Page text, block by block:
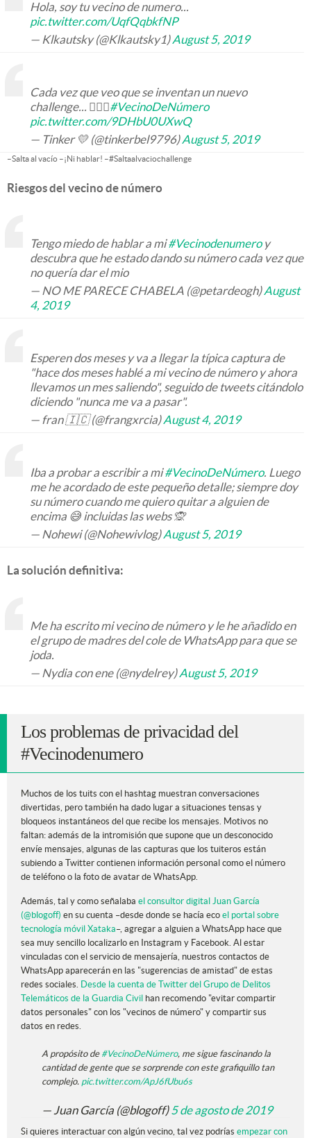
Hola, soy tu vecino de numero...
pic.twitter.com/UqfQqbkfNP
— Klkautsky (@Klkautsky1)August 5, 2019
Cada vez que veo que se inventan un nuevo
challenge... 🤦🏻‍♀️#VecinoDeNúmero
pic.twitter.com/9DHbU0UXwQ
— Tinker 💛 (@tinkerbel9796)August 5, 2019
–Salta al vacío –¡Ni hablar! –#Saltaalvaciochallenge
Riesgos del vecino de número
Tengo miedo de hablar a mi#Vecinodenumeroy
descubra que he estado dando su número cada vez que
no quería dar el mio
— NO ME PARECE CHABELA (@petardeogh)August
4, 2019
Esperen dos meses y va a llegar la típica captura de
"hace dos meses hablé a mi vecino de número y ahora
llevamos un mes saliendo", seguido de tweets citándolo
diciendo "nunca me va a pasar".
— fran 🇮🇨 (@frangxrcia)August 4, 2019
Iba a probar a escribir a mi#VecinoDeNúmero. Luego
me he acordado de este pequeño detalle; siempre doy
su número cuando me quiero quitar a alguien de
encima 😅 incluidas las webs 🙊
— Nohewi (@Nohewivlog)August 5, 2019
La solución definitiva:
Me ha escrito mi vecino de número y le he añadido en
el grupo de madres del cole de WhatsApp para que se
joda.
— Nydia con ene (@nydelrey)August 5, 2019
Los problemas de privacidad del
#Vecinodenumero
Muchos de los tuits con el hashtag muestran conversaciones
divertidas, pero también ha dado lugar a situaciones tensas y
bloqueos instantáneos del que recibe los mensajes. Motivos no
faltan: además de la intromisión que supone que un desconocido
envíe mensajes, algunas de las capturas que los tuiteros están
subiendo a Twitter contienen información personal como el número
de teléfono o la foto de avatar de WhatsApp.
Además, tal y como señalaba el consultor digital Juan García
(@blogoff) en su cuenta –desde donde se hacía eco el portal sobre
tecnología móvil Xataka–, agregar a alguien a WhatsApp hace que
sea muy sencillo localizarlo en Instagram y Facebook. Al estar
vinculadas con el servicio de mensajería, nuestros contactos de
WhatsApp aparecerán en las "sugerencias de amistad" de estas
redes sociales. Desde la cuenta de Twitter del Grupo de Delitos
Telemáticos de la Guardia Civil han recomendo "evitar compartir
datos personales" con los "vecinos de número" y compartir sus
datos en redes.
A propósito de #VecinoDeNúmero, me sigue fascinando la
cantidad de gente que se sorprende con este grafiquillo tan
complejo. pic.twitter.com/ApJ6fUbu6s
— Juan García (@blogoff)5 de agosto de 2019
Si quieres interactuar con algún vecino, tal vez podrías empezar con